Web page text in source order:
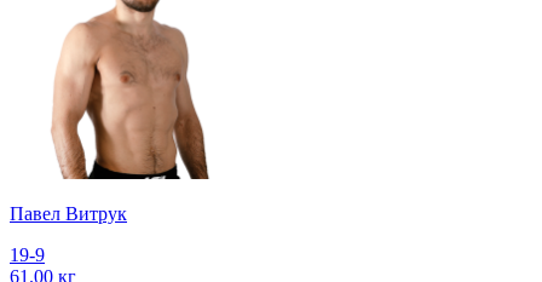
Павел Витрук
19-9
61.00 кг